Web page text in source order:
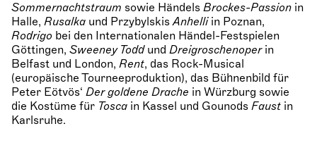
Sommernachtstraum sowie Händels Brockes-Passion in
Halle, Rusalka und PrzybylskisAnhelliin Poznan,
Rodrigo bei den Internationalen Händel-Festspielen
Göttingen, Sweeney Toddund Dreigroschenoperin
Belfast und London, Rent, das Rock-Musical
(europäische Tourneeproduktion), das Bühnenbild für
Peter Eötvös‘ Der goldene Drache in Würzburg sowie
die Kostüme für Tosca in Kassel und Gounods Faust in
Karlsruhe.